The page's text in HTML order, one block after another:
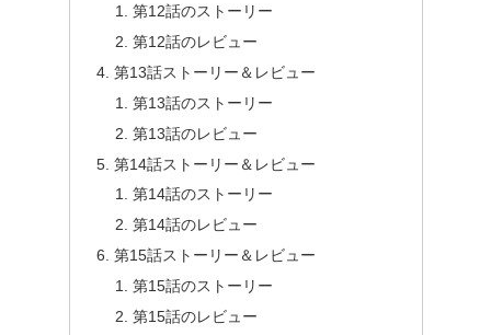
第12話のストーリー
第12話のレビュー
第13話ストーリー＆レビュー
第13話のストーリー
第13話のレビュー
第14話ストーリー＆レビュー
第14話のストーリー
第14話のレビュー
第15話ストーリー＆レビュー
第15話のストーリー
第15話のレビュー